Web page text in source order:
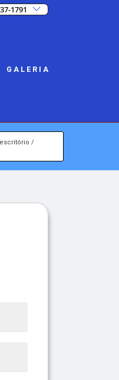
1791
GALERIA